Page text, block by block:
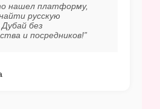
нашел платформу,
русскую
без
и посредников!”